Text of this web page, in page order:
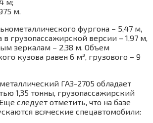
м.
фургона – 5,47 м,
в грузопассажирской версии – 1,97 м,
зеркалам – 2,38 м. Объем
кузова равен 6 м³, грузового – 9
ГАЗ-2705 обладает
1,35 тонны, грузопассажирский
следует отметить, что на базе
всяческие спецавтомобили: